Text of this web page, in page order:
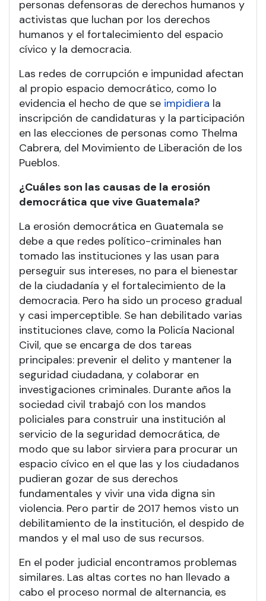
personas defensoras de derechos humanos y
activistas que luchan por los derechos
humanos y el fortalecimiento del espacio
cívico y la democracia.
Las redes de corrupción e impunidad afectan
al propio espacio democrático, como lo
evidencia el hecho de que se impidiera la
inscripción de candidaturas y la participación
en las elecciones de personas como Thelma
Cabrera, del Movimiento de Liberación de los
Pueblos.
¿Cuáles son las causas de la erosión
democrática que vive Guatemala?
La erosión democrática en Guatemala se
debe a que redes político-criminales han
tomado las instituciones y las usan para
perseguir sus intereses, no para el bienestar
de la ciudadanía y el fortalecimiento de la
democracia. Pero ha sido un proceso gradual
y casi imperceptible. Se han debilitado varias
instituciones clave, como la Policía Nacional
Civil, que se encarga de dos tareas
principales: prevenir el delito y mantener la
seguridad ciudadana, y colaborar en
investigaciones criminales. Durante años la
sociedad civil trabajó con los mandos
policiales para construir una institución al
servicio de la seguridad democrática, de
modo que su labor sirviera para procurar un
espacio cívico en el que las y los ciudadanos
pudieran gozar de sus derechos
fundamentales y vivir una vida digna sin
violencia. Pero partir de 2017 hemos visto un
debilitamiento de la institución, el despido de
mandos y el mal uso de sus recursos.
En el poder judicial encontramos problemas
similares. Las altas cortes no han llevado a
cabo el proceso normal de alternancia, es